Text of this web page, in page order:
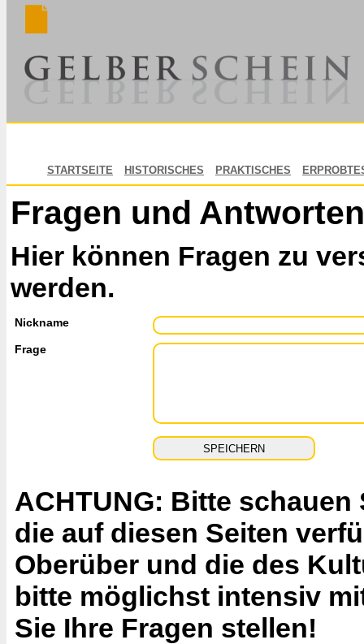
STARTSEITE HISTORISCHES PRAKTISCHES
Fragen und Antworten
Hier können Fragen zu
werden.
Nickname
Frage
ACHTUNG: Bitte
die auf diesen Seiten
Oberüber und die des
bitte möglichst intensiv
Sie Ihre Fragen stellen!